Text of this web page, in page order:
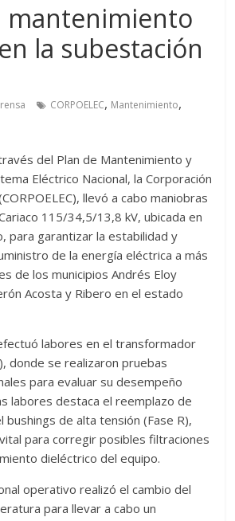
mantenimiento
la subestación
CORPOELEC, Mantenimiento,
del Plan de Mantenimiento y
Eléctrico Nacional, la Corporación
llevó a cabo maniobras
115/34,5/13,8 kV, ubicada en
para garantizar la estabilidad y
de la energía eléctrica a más
de los municipios Andrés Eloy
Acosta y Ribero en el estado
labores en el transformador
donde se realizaron pruebas
para evaluar su desempeño
labores destaca el reemplazo de
bushings de alta tensión (Fase R),
para corregir posibles filtraciones
dieléctrico del equipo.
operativo realizó el cambio del
para llevar a cabo un